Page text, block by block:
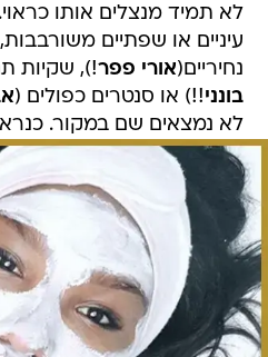
לא תמיד מנצלים אותו
עיניים או שפתיים
נחיריים(אורי פפר!), שקיות
בונני!!) או סנטרים כפולים (
לא נמצאים שם במקור.